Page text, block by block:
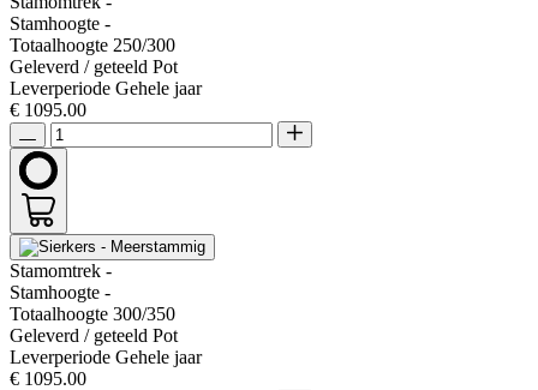
Stamhoogte -
Totaalhoogte 250/300
Geleverd / geteeld Pot
Leverperiode Gehele jaar
€ 1095.00
Stamomtrek -
Stamhoogte -
Totaalhoogte 300/350
Geleverd / geteeld Pot
Leverperiode Gehele jaar
€ 1095.00